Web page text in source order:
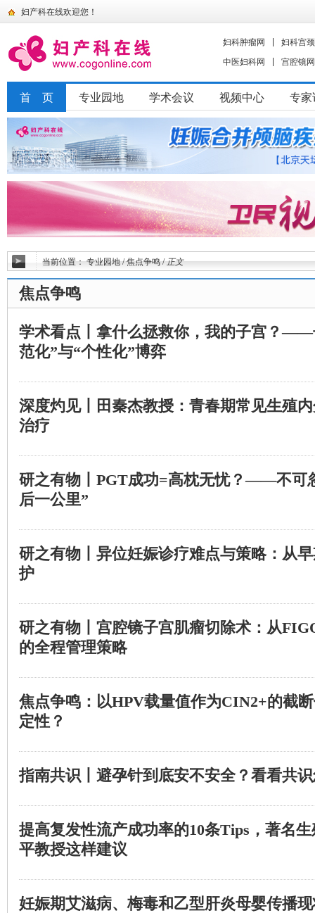
妇产科在线欢迎您！
妇科肿瘤网
妇科宫
中医妇科网
宫腔镜网
首 页 专业园地 学术会议 视频中心 专家
当前位置： 专业园地 / 焦点争鸣 / 正文
焦点争鸣
学术看点丨拿什么拯救你，我的子宫？——
范化”与“个性化”博弈
深度灼见丨田秦杰教授：青春期常见生殖
治疗
研之有物丨PGT成功=高枕无忧？——不可
后一公里”
研之有物丨异位妊娠诊疗难点与策略：从
护
研之有物丨宫腔镜子宫肌瘤切除术：从
的全程管理策略
焦点争鸣：以HPV载量值作为CIN2+的截
定性？
指南共识丨避孕针到底安不安全？看看共
提高复发性流产成功率的10条Tips，著名
平教授这样建议
妊娠期艾滋病、梅毒和乙型肝炎母婴传播